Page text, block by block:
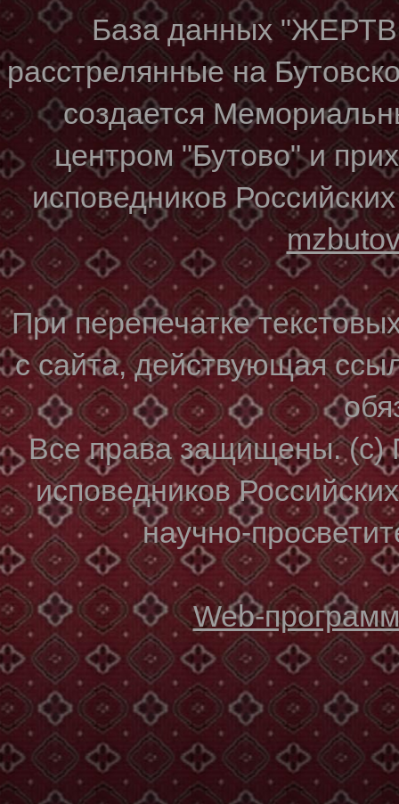
База данных
расстрелянные на
создается
центром "Бутово" и
исповедников
При перепечатке
с сайта, действующая
Все права защищены. (с)
исповедников
научно-
Web-